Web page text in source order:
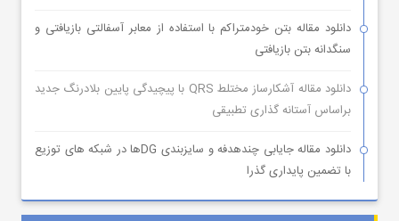
دانلود مقاله بتن خودمتراکم با استفاده از معابر آسفالتی بازیافتی و
سنگدانه بتن بازیافتی
دانلود مقاله آشکارساز مختلط QRS با پیچیدگی پایین بلادرنگ جدید
براساس آستانه گذاری تطبیقی
دانلود مقاله جایابی چندهدفه و سایزبندی DGها در شبکه های توزیع
با تضمین پایداری گذرا